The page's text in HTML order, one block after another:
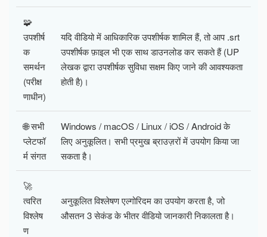
🧩
उपशीर्ष
क
समर्थन
(परीक्ष
णाधीन)
यदि वीडियो में आधिकारिक उपशीर्षक शामिल हैं, तो आप .srt
उपशीर्षक फ़ाइल भी एक साथ डाउनलोड कर सकते हैं (UP
लेखक द्वारा उपशीर्षक सुविधा सक्षम किए जाने की आवश्यकता
होती है)।
🌐 सभी
प्लेटफॉ
र्म संगत
Windows / macOS / Linux / iOS / Android के
लिए अनुकूलित। सभी प्रमुख ब्राउज़रों में उपयोग किया जा
सकता है।
🚀
त्वरित
विश्लेष
ण
अनुकूलित विश्लेषण एल्गोरिदम का उपयोग करता है, जो
औसतन 3 सेकंड के भीतर वीडियो जानकारी निकालता है।